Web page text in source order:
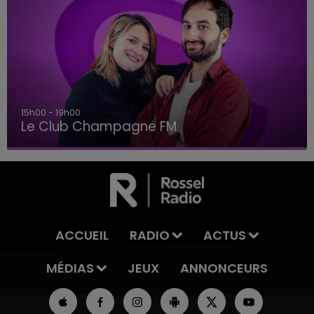
19h00 - 19h15
LA POP MACHINE - CHAMPAGNE FM
ACCUEIL RADIO
ACTUS
MÉDIAS
JEUX ANNONCEURS